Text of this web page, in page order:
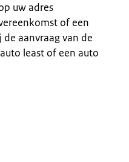
uw adres
of een
aanvraag van de
least of een auto